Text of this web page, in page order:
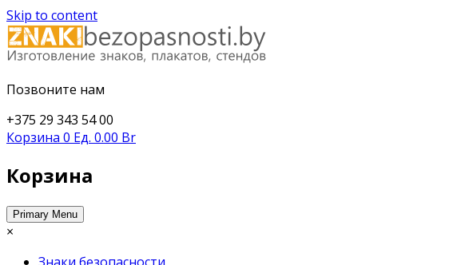
Skip to content
https://znakibezopasnosti.by
Изготовление знаков безопасности, плакатов, стендов
Позвоните нам
+375 29 343 54 00
Корзина 0 Ед. 0.00 Br
Корзина
Primary Menu
×